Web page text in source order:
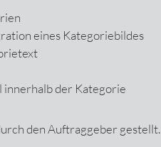
eines Kategoriebildes
der Kategorie
den Auftraggeber gestellt.